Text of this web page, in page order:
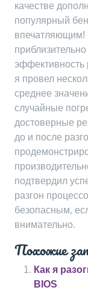
качестве
популярный
впечатляющим!
эффективность
я провел
среднее
случайные
достоверные
до и после
подтвердил
разгон
безопасным‚
внимательно.
Похожие
Как я
BIOS